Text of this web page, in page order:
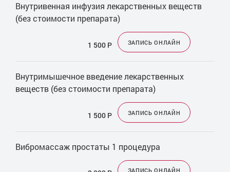
Внутривенная инфузия лекарственных веществ
(без стоимости препарата)
1 500 Р ЗАПИСЬ ОНЛАЙН
Внутримышечное введение лекарственных
веществ (без стоимости препарата)
1 500 Р ЗАПИСЬ ОНЛАЙН
Вибромассаж простаты 1 процедура
ЗАПИСЬ ОНЛАЙН